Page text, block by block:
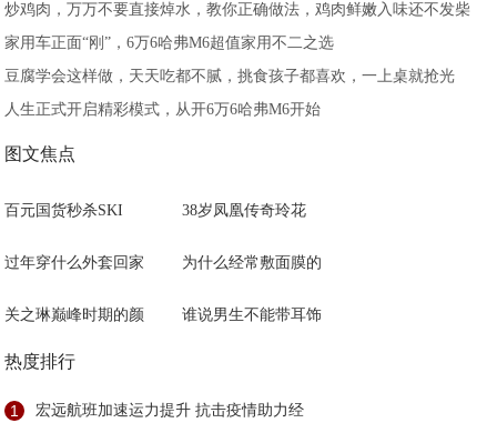
炒鸡肉，万万不要直接焯水，教你正确做法，鸡肉鲜嫩入味还不发柴
家用车正面“刚”，6万6哈弗M6超值家用不二之选
豆腐学会这样做，天天吃都不腻，挑食孩子都喜欢，一上桌就抢光
人生正式开启精彩模式，从开6万6哈弗M6开始
图文焦点
百元国货秒杀SKI 38岁凤凰传奇玲花
过年穿什么外套回家 为什么经常敷面膜的
关之琳巅峰时期的颜 谁说男生不能带耳饰
热度排行
1 宏远航班加速运力提升 抗击疫情助力经